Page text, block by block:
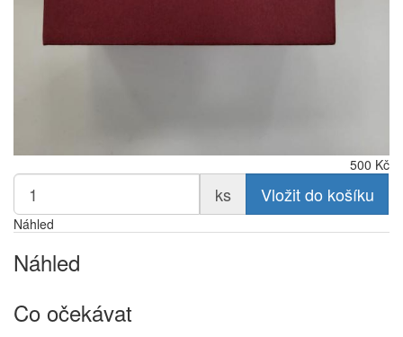
500 Kč
ks Vložit do košíku
Náhled
Náhled
Co očekávat